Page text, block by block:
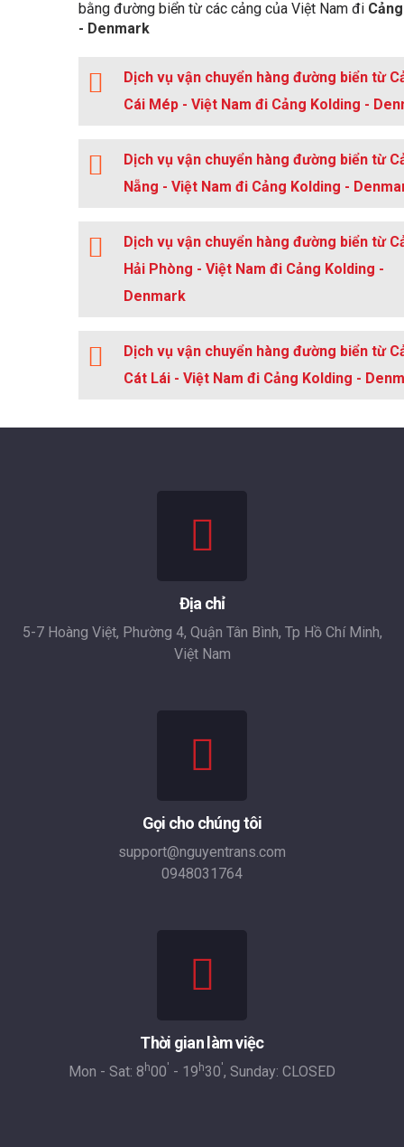
bằng đường biển từ các cảng của Việt Nam đi
- Denmark
Dịch vụ vận chuyển hàng đường biển từ
Cái Mép - Việt Nam đi Cảng Kolding -
Dịch vụ vận chuyển hàng đường biển từ
Nẵng - Việt Nam đi Cảng Kolding -
Dịch vụ vận chuyển hàng đường biển từ
Hải Phòng - Việt Nam đi Cảng Kolding -
Denmark
Dịch vụ vận chuyển hàng đường biển từ
Cát Lái - Việt Nam đi Cảng Kolding -
Địa chỉ
5-7 Hoàng Việt, Phường 4, Quận Tân Bình, Tp Hồ Chí Minh,
Việt Nam
Gọi cho chúng tôi
support@nguyentrans.com
0948031764
Thời gian làm việc
Mon - Sat: 8 h00' - 19 h30', Sunday: CLOSED